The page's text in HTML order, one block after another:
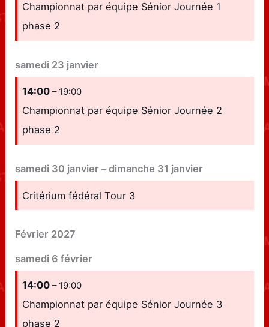
Championnat par équipe Sénior Journée 1
phase 2
samedi 23 janvier
14:00– 19:00
Championnat par équipe Sénior Journée 2
phase 2
samedi 30 janvier –dimanche 31 janvier
Critérium fédéral Tour 3
Février 2027
samedi 6 février
14:00– 19:00
Championnat par équipe Sénior Journée 3
phase 2